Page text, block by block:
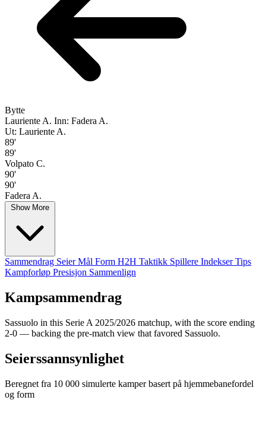
Bytte
Lauriente A. Inn: Fadera A.
Ut: Lauriente A.
89'
89'
Volpato C.
90'
90'
Fadera A.
Show More
Sammendrag SeierMål Form H2H Taktikk Spillere IndekserTips
Kampforløp Presisjon Sammenlign
Kampsammendrag
Sassuolo in this Serie A 2025/2026 matchup, with the score ending
2-0 — backing the pre-match view that favored Sassuolo.
Seierssannsynlighet
Beregnet fra 10 000 simulerte kamper basert på hjemmebanefordel
og form